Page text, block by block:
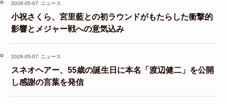
2026-05-07 ニュース
小祝さくら、宮里藍との初ラウンドがもたらした衝撃的
影響とメジャー戦への意気込み
2026-05-07 ニュース
スネオヘアー、55歳の誕生日に本名「渡辺健二」を公開
し感謝の言葉を発信